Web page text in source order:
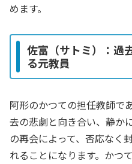
めます。
佐富（サトミ）：過
る元教員
阿形のかつての担任教師で
去の悲劇と向き合い、静か
の再会によって、否応なく
れることになります。かつ